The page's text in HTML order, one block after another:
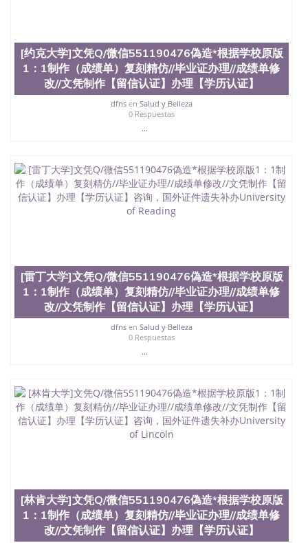
[约克大学]文凭Q/微信551190476偽造*根据学校原版
1：1制作（成绩单）复刻精仿//毕业证办理//成绩单修
改//文凭制作【留信认证】办理【学历认证】
dfnsen Salud y Belleza
0 Respuestas
...
[雷丁大学]文凭Q/微信551190476偽造*根据学校原版
1：1制作（成绩单）复刻精仿//毕业证办理//成绩单修
改//文凭制作【留信认证】办理【学历认证】
dfnsen Salud y Belleza
0 Respuestas
...
[林肯大学]文凭Q/微信551190476偽造*根据学校原版
1：1制作（成绩单）复刻精仿//毕业证办理//成绩单修
改//文凭制作【留信认证】办理【学历认证】